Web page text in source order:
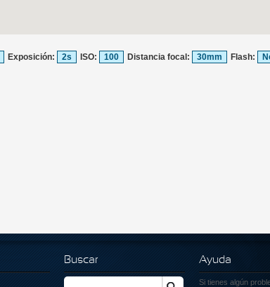
Exposición: 2s ISO: 100 Distancia focal: 30mm Flash:
Buscar
Buscar
Ayuda
Si tienes algún